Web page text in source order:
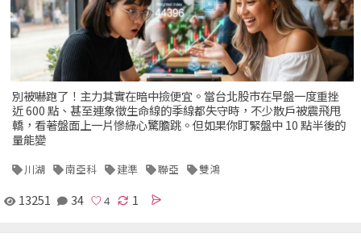
別被嚇跑了！主力其實在暗中撿便宜。當台北股市在早盤一度重挫
近 600 點、甚至連象徵生命線的季線都失守時，不少散戶被震飛甩
轎，看著盤面上一片慘綠心驚膽跳。但如果你盯緊盤中 10 點半後的
量能變
川湖 南亞科 建準 聯亞 雙鴻
13251 34 1